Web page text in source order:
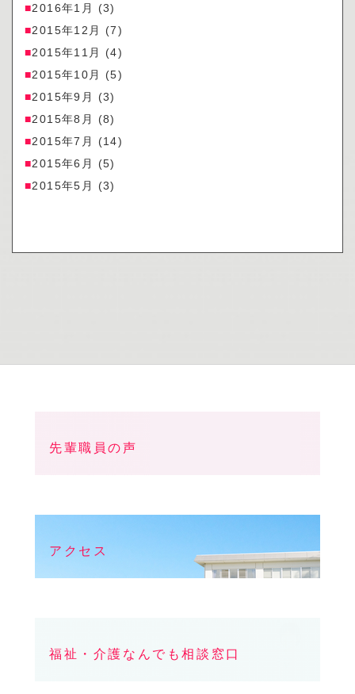
2016年1月
(3)
2015年12月
(7)
2015年11月
(4)
2015年10月
(5)
2015年9月
(3)
2015年8月
(8)
2015年7月
(14)
2015年6月
(5)
2015年5月
(3)
先輩職員の声
アクセス
福祉・介護なんでも相談窓口